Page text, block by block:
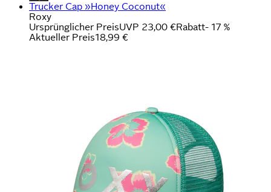
Trucker Cap »Honey Coconut«
Roxy
Ursprünglicher PreisUVP 23,00 €Rabatt- 17 %
Aktueller Preis18,99 €